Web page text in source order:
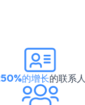
的增长的联系人